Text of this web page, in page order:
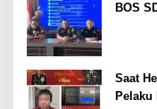
BOS
Saat